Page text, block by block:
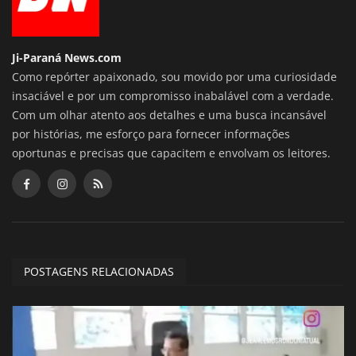
Ji-Paraná News.com
Como repórter apaixonado, sou movido por uma curiosidade
insaciável e por um compromisso inabalável com a verdade.
Com um olhar atento aos detalhes e uma busca incansável
por histórias, me esforço para fornecer informações
oportunas e precisas que capacitem e envolvam os leitores.
POSTAGENS RELACIONADAS